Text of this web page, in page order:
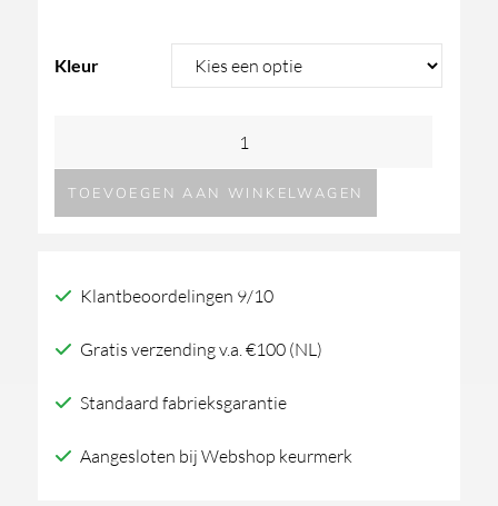
Kleur
O
Soho
TOEVOEGEN AAN WINKELWAGEN
Klantbeoordelingen 9/10
Gratis verzending v.a. €100 (NL)
Standaard fabrieksgarantie
Aangesloten bij Webshop keurmerk